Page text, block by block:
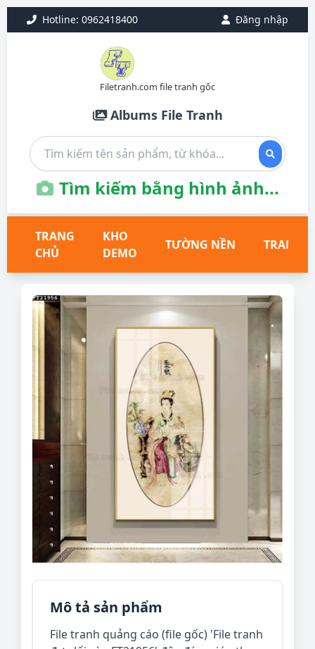
Hotline: 0962418400 Đăng nhập
Filetranh.com file tranh gốc
Albums File Tranh
Tìm kiếm bằng hình ảnh...
TRANG
CHỦ
KHO
DEMO
TƯỜNG NỀN TRANH
Mô tả sản phẩm
File tranh quảng cáo (file gốc) 'File tranh